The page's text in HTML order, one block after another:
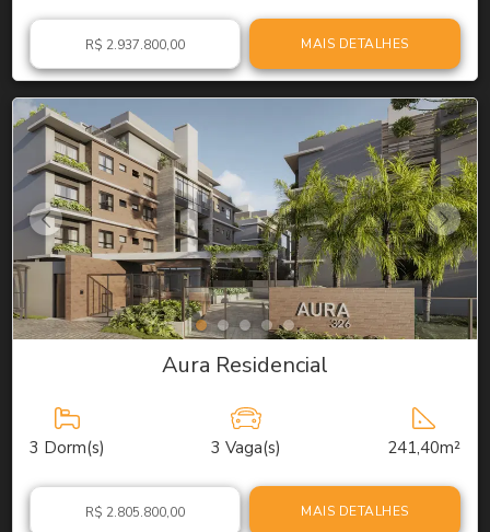
R$ 2.937.800,00 MAIS DETALHES
Aura Residencial
3 Dorm(s) 3 Vaga(s) 241,40m²
R$ 2.805.800,00 MAIS DETALHES